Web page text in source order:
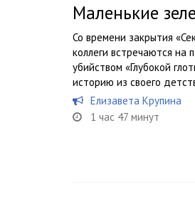
Маленькие
Со времени закрытия
коллеги встречаются на
убийством «Глубокой
историю из своего
Елизавета Крупина
1 час 47 минут